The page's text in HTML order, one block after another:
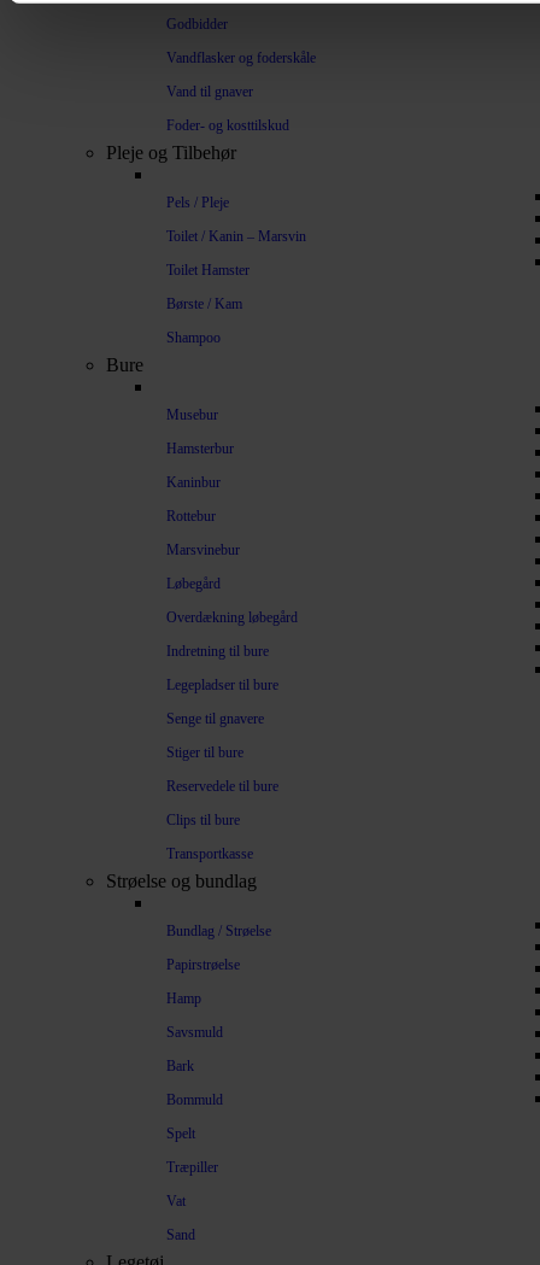
Godbidder
Vandflasker og foderskåle
Vand til gnaver
Foder- og kosttilskud
Pleje og Tilbehør
Pels / Pleje
Toilet / Kanin – Marsvin
Toilet Hamster
Børste / Kam
Shampoo
Bure
Musebur
Hamsterbur
Kaninbur
Rottebur
Marsvinebur
Løbegård
Overdækning løbegård
Indretning til bure
Legepladser til bure
Senge til gnavere
Stiger til bure
Reservedele til bure
Clips til bure
Transportkasse
Strøelse og bundlag
Bundlag / Strøelse
Papirstrøelse
Hamp
Savsmuld
Bark
Bommuld
Spelt
Træpiller
Vat
Sand